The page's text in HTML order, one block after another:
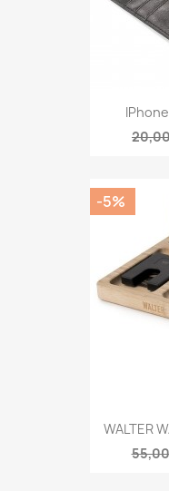
WALTER
-5%